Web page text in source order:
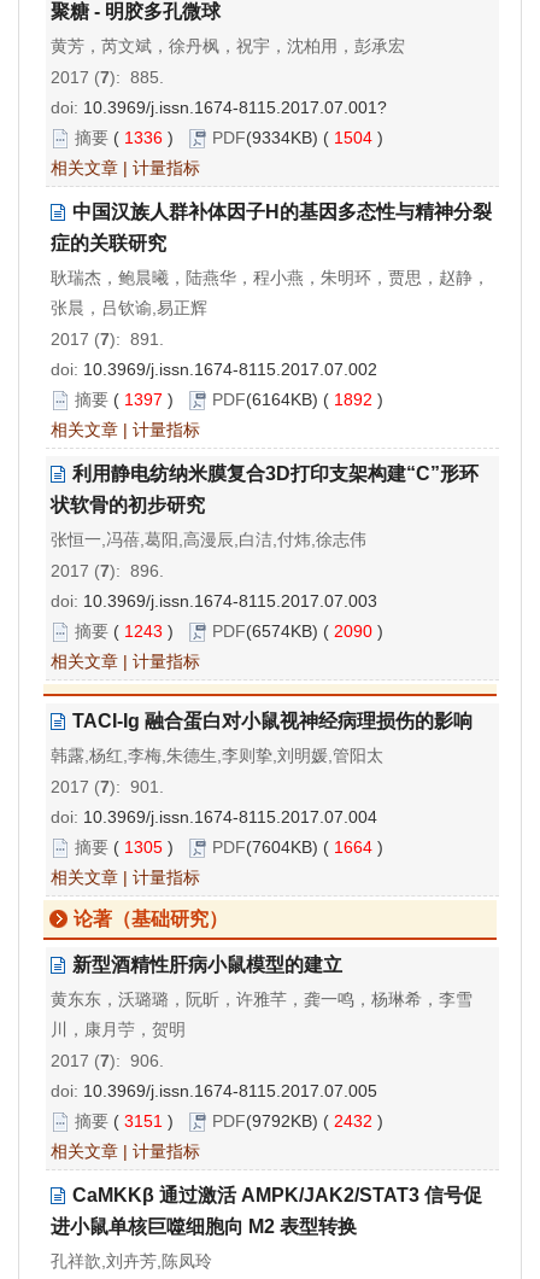
聚糖 - 明胶多孔微球
黄芳，芮文斌，徐丹枫，祝宇，沈柏用，彭承宏
2017 (7): 885.
doi: 10.3969/j.issn.1674-8115.2017.07.001?
摘要 ( 1336 ) PDF(9334KB) ( 1504 )
相关文章 | 计量指标
中国汉族人群补体因子H的基因多态性与精神分裂
症的关联研究
耿瑞杰，鲍晨曦，陆燕华，程小燕，朱明环，贾思，赵静，
张晨，吕钦谕,易正辉
2017 (7): 891.
doi: 10.3969/j.issn.1674-8115.2017.07.002
摘要 ( 1397 ) PDF(6164KB) ( 1892 )
相关文章 | 计量指标
利用静电纺纳米膜复合3D打印支架构建“C”形环
状软骨的初步研究
张恒一,冯蓓,葛阳,高漫辰,白洁,付炜,徐志伟
2017 (7): 896.
doi: 10.3969/j.issn.1674-8115.2017.07.003
摘要 ( 1243 ) PDF(6574KB) ( 2090 )
相关文章 | 计量指标
TACI-Ig 融合蛋白对小鼠视神经病理损伤的影响
韩露,杨红,李梅,朱德生,李则挚,刘明媛,管阳太
2017 (7): 901.
doi: 10.3969/j.issn.1674-8115.2017.07.004
摘要 ( 1305 ) PDF(7604KB) ( 1664 )
相关文章 | 计量指标
论著（基础研究）
新型酒精性肝病小鼠模型的建立
黄东东，沃璐璐，阮昕，许雅芊，龚一鸣，杨琳希，李雪
川，康月苧，贺明
2017 (7): 906.
doi: 10.3969/j.issn.1674-8115.2017.07.005
摘要 ( 3151 ) PDF(9792KB) ( 2432 )
相关文章 | 计量指标
CaMKKβ 通过激活 AMPK/JAK2/STAT3 信号促
进小鼠单核巨噬细胞向 M2 表型转换
孔祥歆,刘卉芳,陈凤玲